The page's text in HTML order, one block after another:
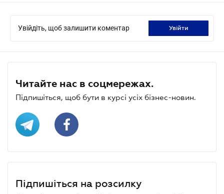
Увійдіть, щоб залишити коментар увійти
Читайте нас в соцмережах.
Підпишіться, щоб бути в курсі усіх бізнес-новин.
Підпишіться на розсилку